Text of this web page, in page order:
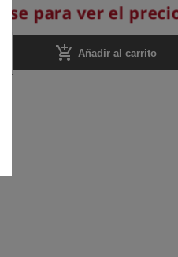
para ver el precio
add_shopping_cart Añadir al carrito